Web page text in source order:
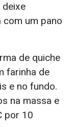
deixe
um pano
de quiche
farinha de
e no fundo.
na massa e
por 10